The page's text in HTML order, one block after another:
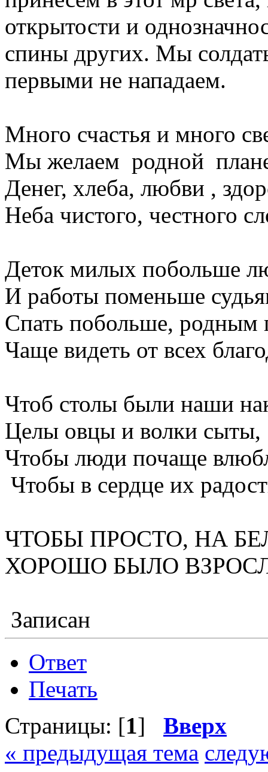
открытости и
спины других. Мы
первыми не нападаем.
Много счастья и много
Мы желаем родной
Денег, хлеба, любви ,
Неба чистого, честного
Деток милых побольше
И работы поменьше
Спать побольше,
Чаще видеть от всех
Чтоб столы были наши
Целы овцы и волки сыты,
Чтобы люди почаще
Чтобы в сердце их
ЧТОБЫ ПРОСТО, НА
ХОРОШО БЫЛО
Записан
Ответ
Печать
Страницы: [1] Вверх
« предыдущая тема